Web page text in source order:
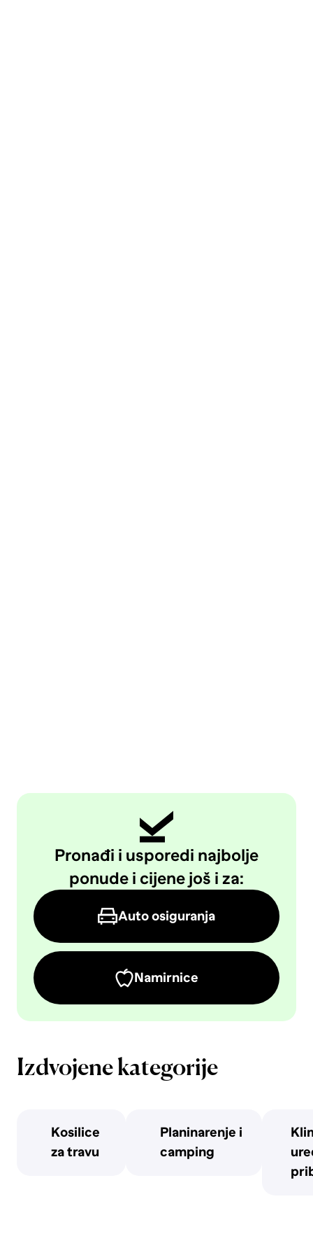
Pronađi i usporedi najbolje
ponude i cijene još i za:
Auto osiguranja
Namirnice
Izdvojene kategorije
Kosilice
za travu
Planinarenje i
camping